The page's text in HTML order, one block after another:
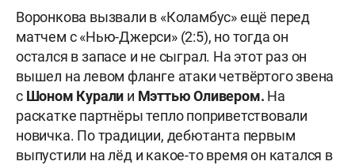
Воронкова вызвали в «Коламбус» ещё перед
матчем с «Нью-Джерси» (2:5), но тогда он
остался в запасе и не сыграл. На этот раз он
вышел на левом фланге атаки четвёртого звена
с Шоном Курали и Мэттью Оливером. На
раскатке партнёры тепло поприветствовали
новичка. По традиции, дебютанта первым
выпустили на лёд и какое-то время он катался в